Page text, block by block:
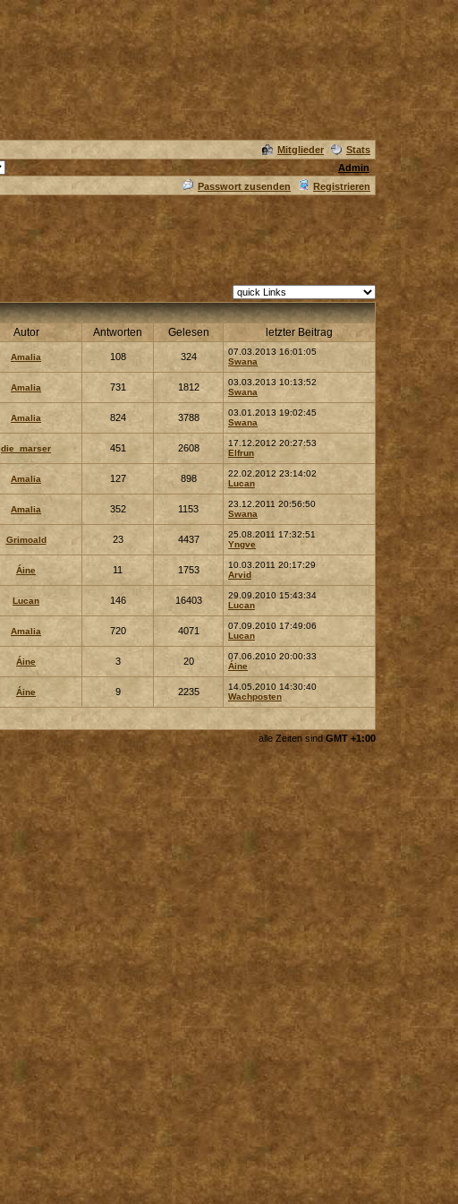
Mitglieder
Stats
Admin
Passwort zusenden Registrieren
Autor Antworten Gelesen letzter Beitrag
Amalia 108 324
07.03.2013 16:01:05
Swana
Amalia 731 1812
03.03.2013 10:13:52
Swana
Amalia 824 3788
03.01.2013 19:02:45
Swana
die_marser 451 2608
17.12.2012 20:27:53
Elfrun
Amalia 127 898
22.02.2012 23:14:02
Lucan
Amalia 352 1153
23.12.2011 20:56:50
Swana
Grimoald 23 4437
25.08.2011 17:32:51
Yngve
Áine 11 1753
10.03.2011 20:17:29
Arvid
Lucan 146 16403
29.09.2010 15:43:34
Lucan
Amalia 720 4071
07.09.2010 17:49:06
Lucan
Áine 3 20
07.06.2010 20:00:33
Áine
Áine 9 2235
14.05.2010 14:30:40
Wachposten
alle Zeiten sindGMT +1:00